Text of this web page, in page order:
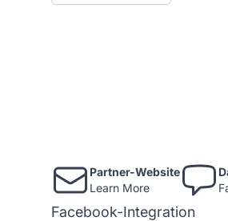
Partner-Website
Learn More
Facebook-Integration